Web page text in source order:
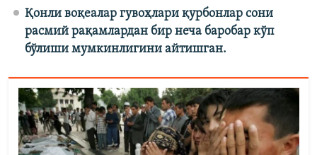
Қонли воқеалар гувоҳлари қурбонлар сони
расмий рақамлардан бир неча баробар кўп
бўлиши мумкинлигини айтишган.